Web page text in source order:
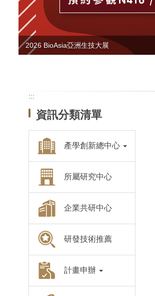
2026 BioAsia亞洲生技大展
:::
資訊分類清單
產學創新總中心
所屬研究中心
企業共研中心
研發技術推薦
計畫申辦